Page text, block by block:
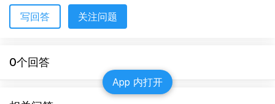
写回答 关注问题
0个回答
App 内打开